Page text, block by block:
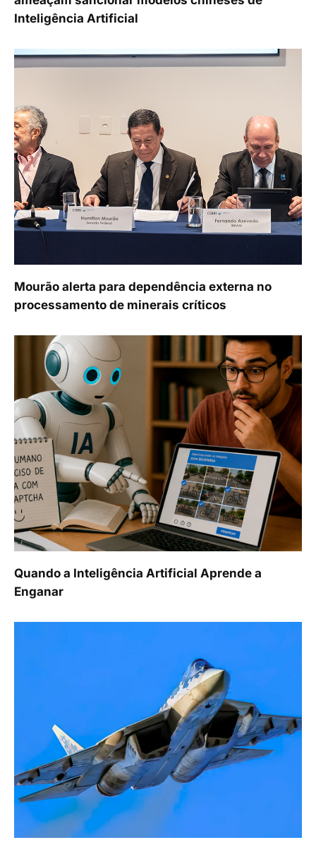
Inteligência Artificial
Mourão alerta para dependência externa no
processamento de minerais críticos
Quando a Inteligência Artificial Aprende a
Enganar